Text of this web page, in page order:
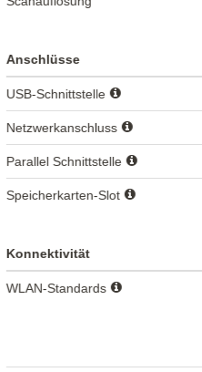
Anschlüsse
USB-Schnittstelle
Netzwerkanschluss
Parallel Schnittstelle
Speicherkarten-Slot
Konnektivität
WLAN-Standards